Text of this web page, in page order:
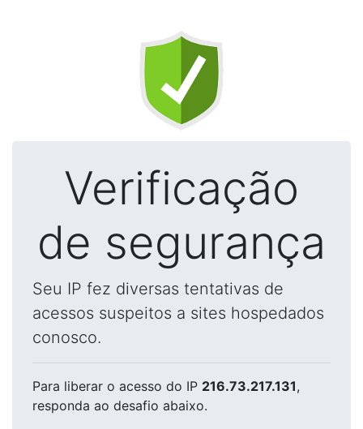
Verificação
de segurança
Seu IP fez diversas tentativas de
acessos suspeitos a sites hospedados
conosco.
Para liberar o acesso do IP 216.73.217.131,
responda ao desafio abaixo.